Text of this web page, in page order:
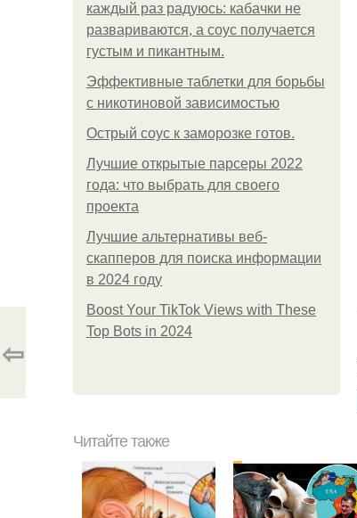
каждый раз радуюсь: кабачки не
развариваются, а соус получается
густым и пикантным.
Эффективные таблетки для борьбы
с никотиновой зависимостью
Острый соус к заморозке готов.
Лучшие открытые парсеры 2022
года: что выбрать для своего
проекта
Лучшие альтернативы веб-
скапперов для поиска информации
в 2024 году
Boost Your TikTok Views with These
Top Bots in 2024
⇦
Читайте также